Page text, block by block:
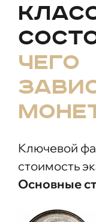
чего
Ключевой
стоимость
Основные